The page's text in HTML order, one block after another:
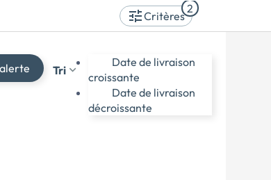
2 pièces et +
4 pièces et +
5 pièces et +
Critères
2
Tri
Date de livraison
croissante
Date de livraison
décroissante